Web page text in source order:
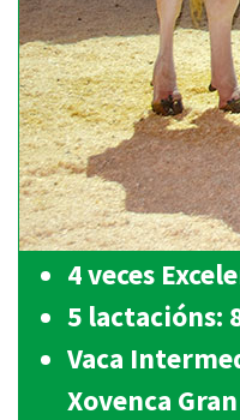
4 veces
5 lactacións:
Vaca
Xovenca